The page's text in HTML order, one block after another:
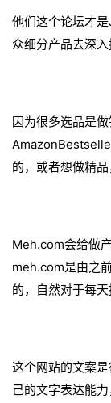
干
货
他们这个论坛才
众细分产品去深
因为很多选品是
的，或者想做精
Meh.com会给做
meh.com是由之
的，自然对于每
这个网站的文案
己的文字表达能